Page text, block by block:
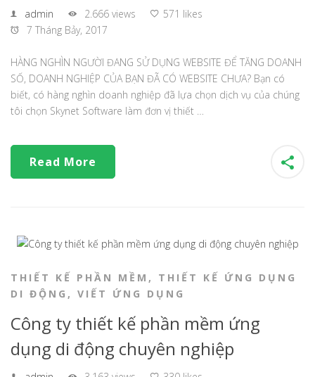
admin 2.666 views
571 likes
7 Tháng Bảy, 2017
HÀNG NGHÌN NGƯỜI ĐANG SỬ DỤNG WEBSITE ĐỂ TĂNG DOANH
SỐ, DOANH NGHIỆP CỦA BẠN ĐÃ CÓ WEBSITE CHƯA? Bạn có
biết, có hàng nghìn doanh nghiệp đã lựa chọn dịch vụ của chúng
tôi chọn Skynet Software làm đơn vị thiết …
Read More
THIẾT KẾ PHẦN MỀM , THIẾT KẾ ỨNG DỤNG
DI ĐỘNG , VIẾT ỨNG DỤNG
Công ty thiết kế phần mềm ứng
dụng di động chuyên nghiệp